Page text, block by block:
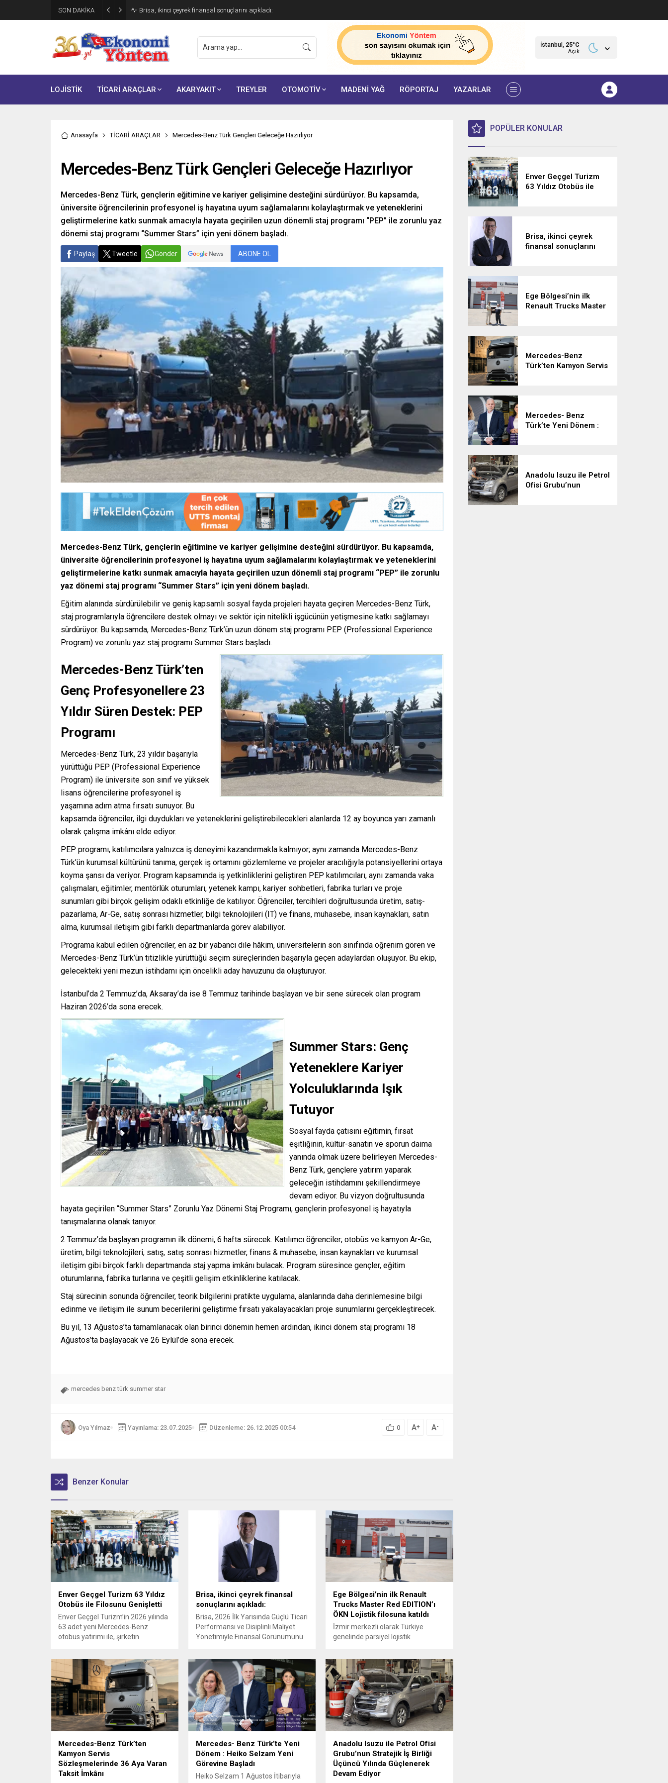
SON DAKİKA Brisa, ikinci çeyrek finansal sonuçlarını açıkladı:
İstanbul, 25°C
Açık
LOJİSTİK TİCARİ ARAÇLAR AKARYAKIT TREYLER OTOMOTİV MADENİ YAĞ RÖPORTAJ YAZARLAR
Anasayfa TİCARİ ARAÇLAR Mercedes-Benz Türk Gençleri Geleceğe Hazırlıyor
Mercedes-Benz Türk Gençleri Geleceğe Hazırlıyor
Mercedes-Benz Türk, gençlerin eğitimine ve kariyer gelişimine desteğini sürdürüyor. Bu kapsamda,
üniversite öğrencilerinin profesyonel iş hayatına uyum sağlamalarını kolaylaştırmak ve yeteneklerini
geliştirmelerine katkı sunmak amacıyla hayata geçirilen uzun dönemli staj programı “PEP” ile zorunlu yaz
dönemi staj programı “Summer Stars” için yeni dönem başladı.
Paylaş Tweetle Gönder ABONE OL
Mercedes-Benz Türk, gençlerin eğitimine ve kariyer gelişimine desteğini sürdürüyor. Bu kapsamda,
üniversite öğrencilerinin profesyonel iş hayatına uyum sağlamalarını kolaylaştırmak ve yeteneklerini
geliştirmelerine katkı sunmak amacıyla hayata geçirilen uzun dönemli staj programı “PEP” ile zorunlu
yaz dönemi staj programı “Summer Stars” için yeni dönem başladı.
Eğitim alanında sürdürülebilir ve geniş kapsamlı sosyal fayda projeleri hayata geçiren Mercedes-Benz Türk,
staj programlarıyla öğrencilere destek olmayı ve sektör için nitelikli işgücünün yetişmesine katkı sağlamayı
sürdürüyor. Bu kapsamda, Mercedes-Benz Türk’ün uzun dönem staj programı PEP (Professional Experience
Program) ve zorunlu yaz staj programı Summer Stars başladı.
Mercedes-Benz Türk’ten
Genç Profesyonellere 23
Yıldır Süren Destek: PEP
Programı
Mercedes-Benz Türk, 23 yıldır başarıyla
yürüttüğü PEP (Professional Experience
Program) ile üniversite son sınıf ve yüksek
lisans öğrencilerine profesyonel iş
yaşamına adım atma fırsatı sunuyor. Bu
kapsamda öğrenciler, ilgi duydukları ve yeteneklerini geliştirebilecekleri alanlarda 12 ay boyunca yarı zamanlı
olarak çalışma imkânı elde ediyor.
PEP programı, katılımcılara yalnızca iş deneyimi kazandırmakla kalmıyor; aynı zamanda Mercedes-Benz
Türk’ün kurumsal kültürünü tanıma, gerçek iş ortamını gözlemleme ve projeler aracılığıyla potansiyellerini ortaya
koyma şansı da veriyor. Program kapsamında iş yetkinliklerini geliştiren PEP katılımcıları, aynı zamanda vaka
çalışmaları, eğitimler, mentörlük oturumları, yetenek kampı, kariyer sohbetleri, fabrika turları ve proje
sunumları gibi birçok gelişim odaklı etkinliğe de katılıyor. Öğrenciler, tercihleri doğrultusunda üretim, satış-
pazarlama, Ar-Ge, satış sonrası hizmetler, bilgi teknolojileri (IT) ve finans, muhasebe, insan kaynakları, satın
alma, kurumsal iletişim gibi farklı departmanlarda görev alabiliyor.
Programa kabul edilen öğrenciler, en az bir yabancı dile hâkim, üniversitelerin son sınıfında öğrenim gören ve
Mercedes-Benz Türk’ün titizlikle yürüttüğü seçim süreçlerinden başarıyla geçen adaylardan oluşuyor. Bu ekip,
gelecekteki yeni mezun istihdamı için öncelikli aday havuzunu da oluşturuyor.
İstanbul’da 2 Temmuz’da, Aksaray’da ise 8 Temmuz tarihinde başlayan ve bir sene sürecek olan program
Haziran 2026’da sona erecek.
Summer Stars: Genç
Yeteneklere Kariyer
Yolculuklarında Işık
Tutuyor
Sosyal fayda çatısını eğitimin, fırsat
eşitliğinin, kültür-sanatın ve sporun daima
yanında olmak üzere belirleyen Mercedes-
Benz Türk, gençlere yatırım yaparak
geleceğin istihdamını şekillendirmeye
devam ediyor. Bu vizyon doğrultusunda
hayata geçirilen “Summer Stars” Zorunlu Yaz Dönemi Staj Programı, gençlerin profesyonel iş hayatıyla
tanışmalarına olanak tanıyor.
2 Temmuz’da başlayan programın ilk dönemi, 6 hafta sürecek. Katılımcı öğrenciler; otobüs ve kamyon Ar-Ge,
üretim, bilgi teknolojileri, satış, satış sonrası hizmetler, finans & muhasebe, insan kaynakları ve kurumsal
iletişim gibi birçok farklı departmanda staj yapma imkânı bulacak. Program süresince gençler, eğitim
oturumlarına, fabrika turlarına ve çeşitli gelişim etkinliklerine katılacak.
Staj sürecinin sonunda öğrenciler, teorik bilgilerini pratikte uygulama, alanlarında daha derinlemesine bilgi
edinme ve iletişim ile sunum becerilerini geliştirme fırsatı yakalayacakları proje sunumlarını gerçekleştirecek.
Bu yıl, 13 Ağustos’ta tamamlanacak olan birinci dönemin hemen ardından, ikinci dönem staj programı 18
Ağustos’ta başlayacak ve 26 Eylül’de sona erecek.
mercedes benz türk summer star
Oya Yılmaz Yayınlama: 23.07.2025 Düzenleme: 26.12.2025 00:54 0 A+ A-
Benzer Konular
Enver Geçgel Turizm 63 Yıldız
Otobüs ile Filosunu Genişletti
Enver Geçgel Turizm’in 2026 yılında
63 adet yeni Mercedes-Benz
otobüs yatırımı ile, şirketin
Brisa, ikinci çeyrek finansal
sonuçlarını açıkladı:
Brisa, 2026 İlk Yarısında Güçlü Ticari
Performansı ve Disiplinli Maliyet
Yönetimiyle Finansal Görünümünü
Ege Bölgesi’nin ilk Renault
Trucks Master Red EDITION’ı
ÖKN Lojistik filosuna katıldı
İzmir merkezli olarak Türkiye
genelinde parsiyel lojistik
Master Red EDITION panelvanını
filosuna kattı.
Mercedes-Benz Türk’ten
Kamyon Servis
Sözleşmelerinde 36 Aya Varan
Taksit İmkânı
Mercedes- Benz Türk’te Yeni
Dönem : Heiko Selzam Yeni
Görevine Başladı
Heiko Selzam 1 Ağustos İtibarıyla
Anadolu Isuzu ile Petrol Ofisi
Grubu’nun Stratejik İş Birliği
Üçüncü Yılında Güçlenerek
Devam Ediyor
POPÜLER KONULAR
Enver Geçgel Turizm
63 Yıldız Otobüs ile
Brisa, ikinci çeyrek
finansal sonuçlarını
Ege Bölgesi’nin ilk
Renault Trucks Master
Mercedes-Benz
Türk’ten Kamyon Servis
Mercedes- Benz
Türk’te Yeni Dönem :
Anadolu Isuzu ile Petrol
Ofisi Grubu’nun